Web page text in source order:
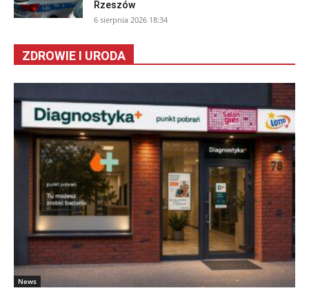
Rzeszów
6 sierpnia 2026 18:34
ZDROWIE I URODA
News